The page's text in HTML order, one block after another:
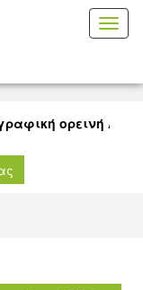
ορεινή Λάρνακα
στη Δημοτική